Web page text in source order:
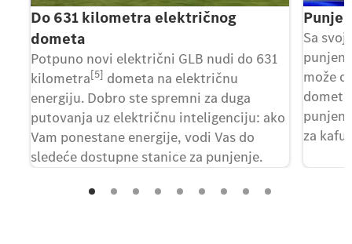
Do 631 kilometra električnog
dometa
Potpuno novi električni GLB nudi do 631
kilometra[5] dometa na električnu
energiju. Dobro ste spremni za duga
putovanja uz električnu inteligenciju: ako
Vam ponestane energije, vodi Vas do
sledeće dostupne stanice za punjenje.
Sa
može
za kafu.